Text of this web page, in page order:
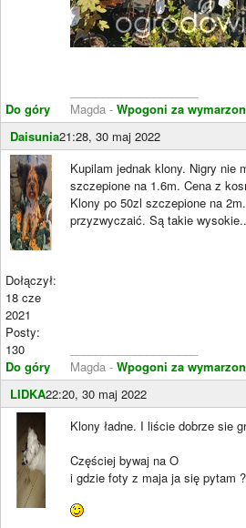
Do góry
Magda - Wpogoni za
Daisunia21:28, 30 maj 2022
Dołączył:
18 cze
2021
Posty:
130
Do góry
Kupilam jednak klony. Nigry nie
szczepione na 1.6m. Cena z
Klony po 50zl szczepione na
przyzwyczaić. Są takie
Magda - Wpogoni za
LIDKA22:20, 30 maj 2022
Klony ładne. I liście dobrze sie
Częściej bywaj na O
i gdzie foty z maja ja się pytam ?